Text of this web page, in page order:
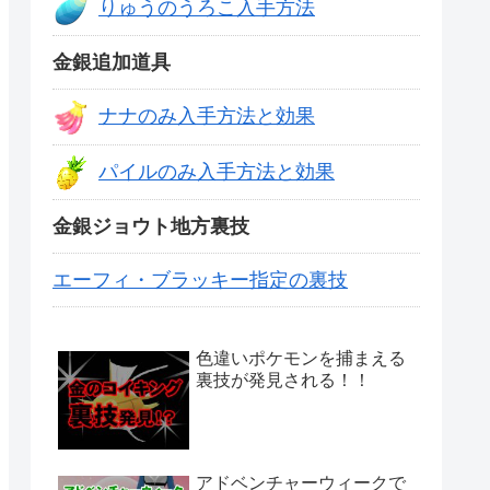
りゅうのうろこ入手方法
金銀追加道具
ナナのみ入手方法と効果
パイルのみ入手方法と効果
金銀ジョウト地方裏技
エーフィ・ブラッキー指定の裏技
色違いポケモンを捕まえる
裏技が発見される！！
アドベンチャーウィークで